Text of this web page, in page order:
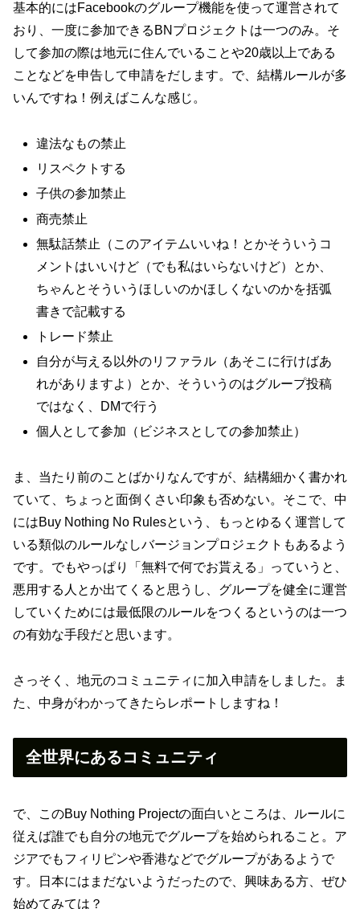
基本的にはFacebookのグループ機能を使って運営されて
おり、一度に参加できるBNプロジェクトは一つのみ。そ
して参加の際は地元に住んでいることや20歳以上である
ことなどを申告して申請をだします。で、結構ルールが多
いんですね！例えばこんな感じ。
違法なもの禁止
リスペクトする
子供の参加禁止
商売禁止
無駄話禁止（このアイテムいいね！とかそういうコ
メントはいいけど（でも私はいらないけど）とか、
ちゃんとそういうほしいのかほしくないのかを括弧
書きで記載する
トレード禁止
自分が与える以外のリファラル（あそこに行けばあ
れがありますよ）とか、そういうのはグループ投稿
ではなく、DMで行う
個人として参加（ビジネスとしての参加禁止）
ま、当たり前のことばかりなんですが、結構細かく書かれ
ていて、ちょっと面倒くさい印象も否めない。そこで、中
にはBuy Nothing No Rulesという、もっとゆるく運営して
いる類似のルールなしバージョンプロジェクトもあるよう
です。でもやっぱり「無料で何でお貰える」っていうと、
悪用する人とか出てくると思うし、グループを健全に運営
していくためには最低限のルールをつくるというのは一つ
の有効な手段だと思います。
さっそく、地元のコミュニティに加入申請をしました。ま
た、中身がわかってきたらレポートしますね！
全世界にあるコミュニティ
で、このBuy Nothing Projectの面白いところは、ルールに
従えば誰でも自分の地元でグループを始められること。ア
ジアでもフィリピンや香港などでグループがあるようで
す。日本にはまだないようだったので、興味ある方、ぜひ
始めてみては？